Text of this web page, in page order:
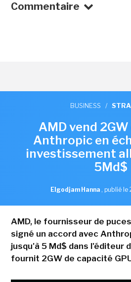
Commentaire
BUSINESS /
AMD vend 2GW
Anthropic en
investissement
5Md$
Elgodjam Hanna , publié le
AMD, le fournisseur de
signé un accord avec
jusqu'à 5 Md$ dans l'éditeur
fournit 2GW de capacité